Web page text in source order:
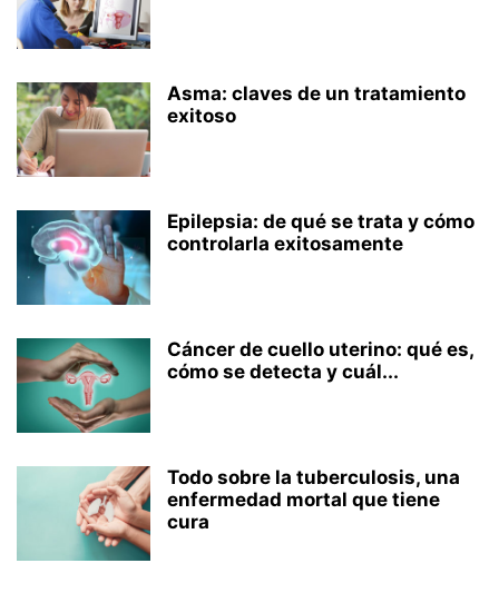
Asma: claves de un tratamiento
exitoso
Epilepsia: de qué se trata y cómo
controlarla exitosamente
Cáncer de cuello uterino: qué es,
cómo se detecta y cuál...
Todo sobre la tuberculosis, una
enfermedad mortal que tiene
cura